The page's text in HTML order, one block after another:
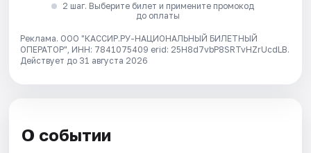
2 шаг. Выберите билет и примените промокод
до оплаты
Реклама. ООО "КАССИР.РУ-НАЦИОНАЛЬНЫЙ БИЛЕТНЫЙ
ОПЕРАТОР", ИНН: 7841075409 erid: 25H8d7vbP8SRTvHZrUcdLB.
Действует до 31 августа 2026
О событии